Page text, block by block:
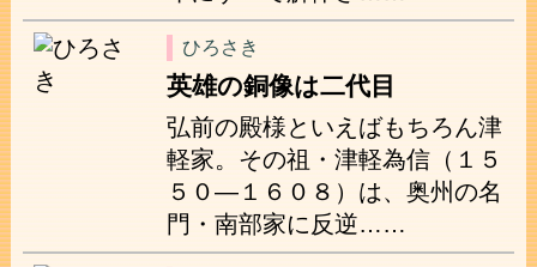
ひろさき
英雄の銅像は二代目
弘前の殿様といえばもちろん津
軽家。その祖・津軽為信（１５
５０―１６０８）は、奥州の名
門・南部家に反逆……